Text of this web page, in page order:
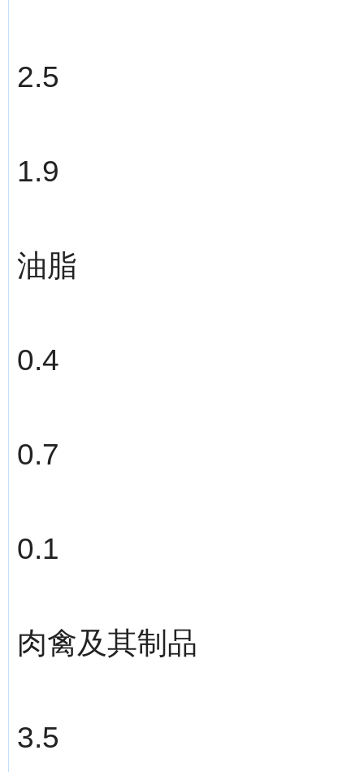
2.5
1.9
油脂
0.4
0.7
0.1
肉禽及其制品
3.5